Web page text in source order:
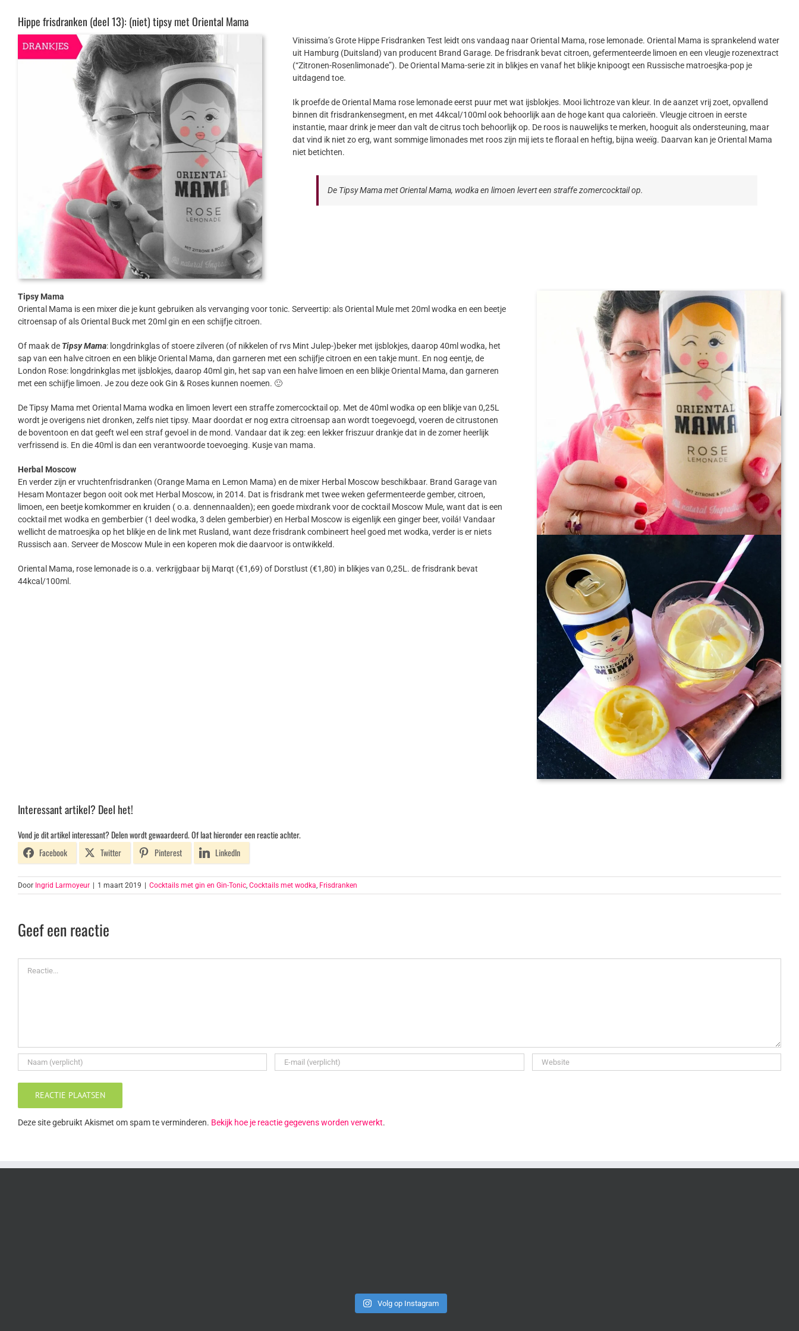
Hippe frisdranken (deel 13): (niet) tipsy met Oriental Mama
Vinissima’s Grote Hippe Frisdranken Test leidt ons vandaag naar Oriental Mama, rose lemonade. Oriental Mama is sprankelend water
uit Hamburg (Duitsland) van producent Brand Garage. De frisdrank bevat citroen, gefermenteerde limoen en een vleugje rozenextract
(“Zitronen-Rosenlimonade”). De Oriental Mama-serie zit in blikjes en vanaf het blikje knipoogt een Russische matroesjka-pop je
uitdagend toe.
Ik proefde de Oriental Mama rose lemonade eerst puur met wat ijsblokjes. Mooi lichtroze van kleur. In de aanzet vrij zoet, opvallend
binnen dit frisdrankensegment, en met 44kcal/100ml ook behoorlijk aan de hoge kant qua calorieën. Vleugje citroen in eerste
instantie, maar drink je meer dan valt de citrus toch behoorlijk op. De roos is nauwelijks te merken, hooguit als ondersteuning, maar
dat vind ik niet zo erg, want sommige limonades met roos zijn mij iets te floraal en heftig, bijna weeïg. Daarvan kan je Oriental Mama
niet betichten.
De Tipsy Mama met Oriental Mama, wodka en limoen levert een straffe zomercocktail op.
Tipsy Mama
Oriental Mama is een mixer die je kunt gebruiken als vervanging voor tonic. Serveertip: als Oriental Mule met 20ml wodka en een beetje
citroensap of als Oriental Buck met 20ml gin en een schijfje citroen.
Of maak de Tipsy Mama: longdrinkglas of stoere zilveren (of nikkelen of rvs Mint Julep-)beker met ijsblokjes, daarop 40ml wodka, het
sap van een halve citroen en een blikje Oriental Mama, dan garneren met een schijfje citroen en een takje munt. En nog eentje, de
London Rose: longdrinkglas met ijsblokjes, daarop 40ml gin, het sap van een halve limoen en een blikje Oriental Mama, dan garneren
met een schijfje limoen. Je zou deze ook Gin & Roses kunnen noemen. 🙂
De Tipsy Mama met Oriental Mama wodka en limoen levert een straffe zomercocktail op. Met de 40ml wodka op een blikje van 0,25L
wordt je overigens niet dronken, zelfs niet tipsy. Maar doordat er nog extra citroensap aan wordt toegevoegd, voeren de citrustonen
de boventoon en dat geeft wel een straf gevoel in de mond. Vandaar dat ik zeg: een lekker friszuur drankje dat in de zomer heerlijk
verfrissend is. En die 40ml is dan een verantwoorde toevoeging. Kusje van mama.
Herbal Moscow
En verder zijn er vruchtenfrisdranken (Orange Mama en Lemon Mama) en de mixer Herbal Moscow beschikbaar. Brand Garage van
Hesam Montazer begon ooit ook met Herbal Moscow, in 2014. Dat is frisdrank met twee weken gefermenteerde gember, citroen,
limoen, een beetje komkommer en kruiden ( o.a. dennennaalden); een goede mixdrank voor de cocktail Moscow Mule, want dat is een
cocktail met wodka en gemberbier (1 deel wodka, 3 delen gemberbier) en Herbal Moscow is eigenlijk een ginger beer, voilá! Vandaar
wellicht de matroesjka op het blikje en de link met Rusland, want deze frisdrank combineert heel goed met wodka, verder is er niets
Russisch aan. Serveer de Moscow Mule in een koperen mok die daarvoor is ontwikkeld.
Oriental Mama, rose lemonade is o.a. verkrijgbaar bij Marqt (€1,69) of Dorstlust (€1,80) in blikjes van 0,25L. de frisdrank bevat
44kcal/100ml.
Interessant artikel? Deel het!
Vond je dit artikel interessant? Delen wordt gewaardeerd. Of laat hieronder een reactie achter.
Facebook
Twitter Pinterest LinkedIn
Door Ingrid Larmoyeur 1 maart 2019 Cocktails met gin en Gin-Tonic, Cocktails met wodka, Frisdranken
Geef een reactie
Deze site gebruikt Akismet om spam te verminderen. Bekijk hoe je reactie gegevens worden verwerkt.
Volg op Instagram